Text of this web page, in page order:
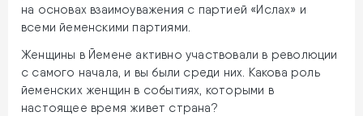
на основах взаимоуважения с партией «Ислах» и
всеми йеменскими партиями.
Женщины в Йемене активно участвовали в революции
с самого начала, и вы были среди них. Какова роль
йеменских женщин в событиях, которыми в
настоящее время живет страна?